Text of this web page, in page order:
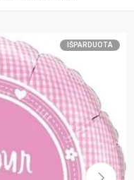
IŠPARDUOTA